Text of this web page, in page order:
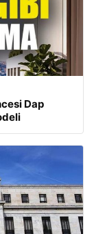
Dap